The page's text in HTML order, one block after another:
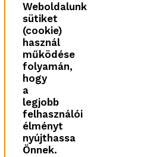
Weboldalunk
sütiket
(cookie)
használ
működése
folyamán,
hogy
a
legjobb
felhasználói
élményt
nyújthassa
Önnek.